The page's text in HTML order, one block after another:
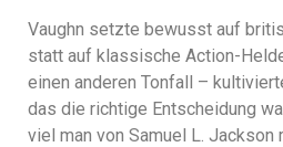
Vaughn setzte bewusst auf
statt auf klassische Action-
einen anderen Tonfall –
das die richtige Entscheidung
viel man von Samuel L. Jackson